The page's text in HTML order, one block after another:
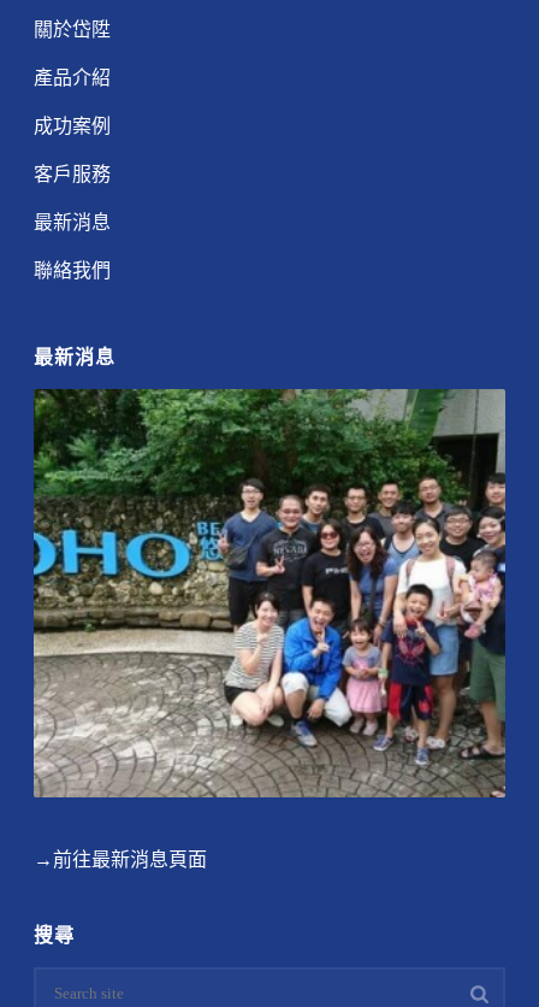
關於岱陞
產品介紹
成功案例
客戶服務
最新消息
聯絡我們
最新消息
→前往最新消息頁面
搜尋